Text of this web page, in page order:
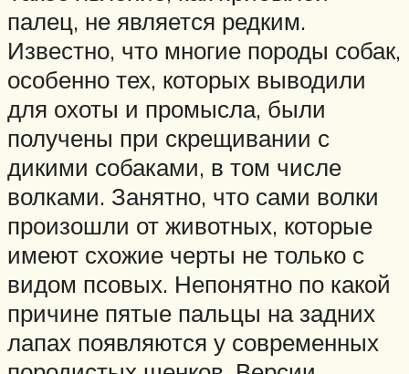
палец, не является редким.
Известно, что многие породы собак,
особенно тех, которых выводили
для охоты и промысла, были
получены при скрещивании с
дикими собаками, в том числе
волками. Занятно, что сами волки
произошли от животных, которые
имеют схожие черты не только с
видом псовых. Непонятно по какой
причине пятые пальцы на задних
лапах появляются у современных